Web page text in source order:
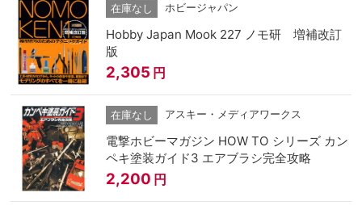
在庫なし ホビージャパン
Hobby Japan Mook 227 ノモ研 増補改訂
版
2,305 円
在庫なし アスキー・メディアワークス
電撃ホビーマガジン HOW TO シリーズ カン
ペキ塗装ガイド3 エアブラシ完全攻略
2,200 円